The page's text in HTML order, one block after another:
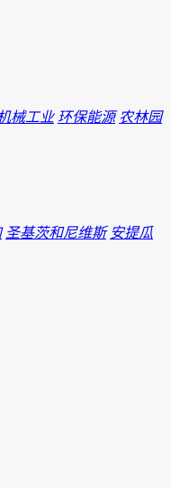
械工业 环保能源 农林园
圣基茨和尼维斯 安提瓜